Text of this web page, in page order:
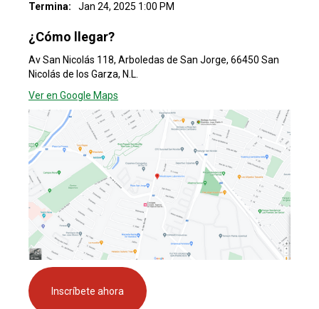
Termina:
Jan 24, 2025 1:00 PM
¿Cómo llegar?
Av San Nicolás 118, Arboledas de San Jorge, 66450 San
Nicolás de los Garza, N.L.
Ver en Google Maps
Inscríbete ahora